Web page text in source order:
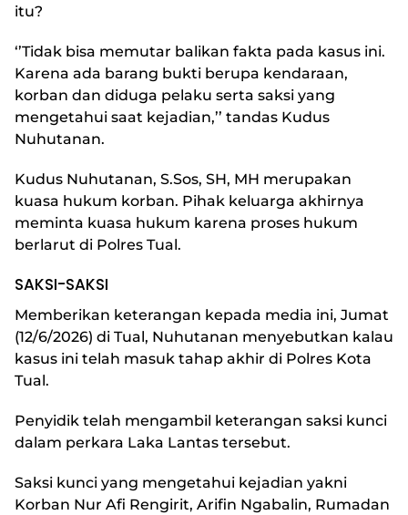
itu?
‘’Tidak bisa memutar balikan fakta pada kasus ini.
Karena ada barang bukti berupa kendaraan,
korban dan diduga pelaku serta saksi yang
mengetahui saat kejadian,’’ tandas Kudus
Nuhutanan.
Kudus Nuhutanan, S.Sos, SH, MH merupakan
kuasa hukum korban. Pihak keluarga akhirnya
meminta kuasa hukum karena proses hukum
berlarut di Polres Tual.
SAKSI-SAKSI
Memberikan keterangan kepada media ini, Jumat
(12/6/2026) di Tual, Nuhutanan menyebutkan kalau
kasus ini telah masuk tahap akhir di Polres Kota
Tual.
Penyidik telah mengambil keterangan saksi kunci
dalam perkara Laka Lantas tersebut.
Saksi kunci yang mengetahui kejadian yakni
Korban Nur Afi Rengirit, Arifin Ngabalin, Rumadan